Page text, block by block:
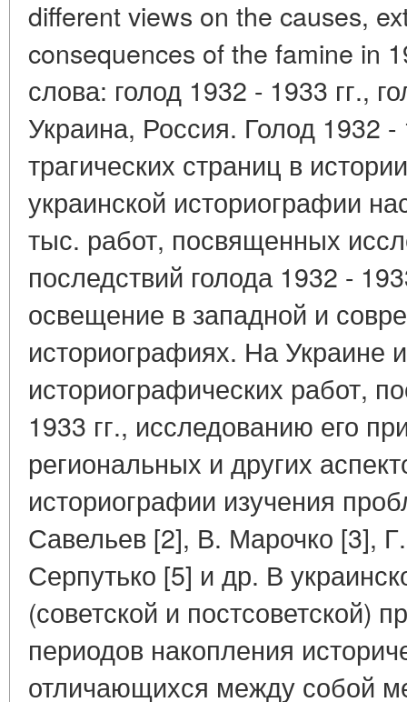
different views on the causes,
consequences of the famine in
слова: голод 1932 - 1933 гг.,
Украина, Россия. Голод 1932
трагических страниц в
украинской историографии
тыс. работ, посвященных
последствий голода 1932 -
освещение в западной и
историографиях. На Украине
историографических работ,
1933 гг., исследованию его
региональных и других
историографии изучения
Савельев [2], В. Марочко [3],
Серпутько [5] и др. В
(советской и постсоветской)
периодов накопления
отличающихся между собой